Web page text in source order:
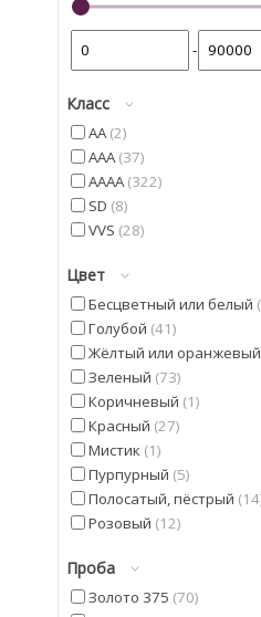
-
Класс
AA 2
AAA 37
AAAA 322
SD 8
VVS 28
Цвет
Бесцветный или белый
Голубой 41
Жёлтый или оранжевый
Зеленый 73
Коричневый 1
Красный 27
Мистик 1
Пурпурный 5
Полосатый, пёстрый 14
Розовый 12
Фиолетовый
Черный 20
Проба
Золото 375 70